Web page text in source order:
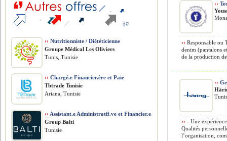
››
›› Responsable ou
denim (pantalons
de la production
››
›› - Une
Qualités
l’organisation,
›› Nutritionniste / Diététicienne
Groupe Médical Les Oliviers
Tunis, Tunisie
›› Chargé.e Financier.ère et Paie
Tbtrade Tunisie
Ariana, Tunisie
›› Assistant.e Administratif.ve et Financier.e
Group Balti
Tunisie